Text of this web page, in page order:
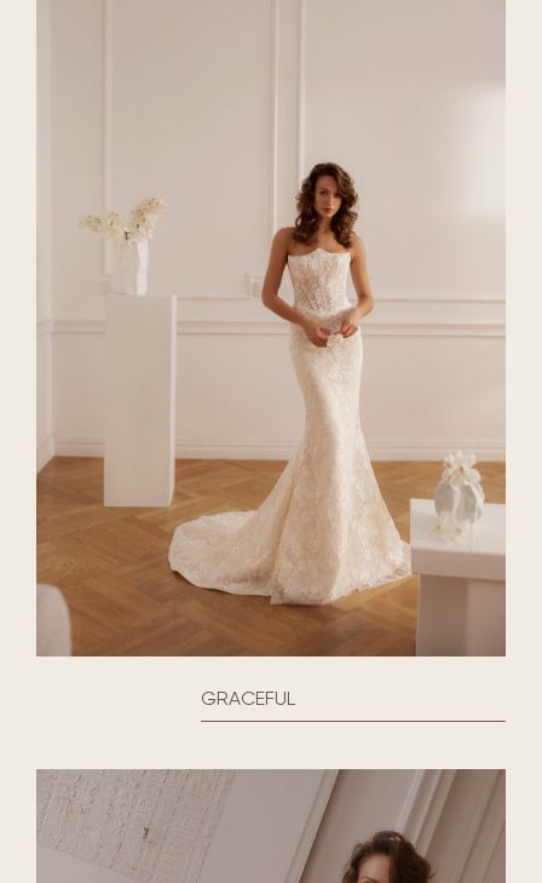
GRACEFUL